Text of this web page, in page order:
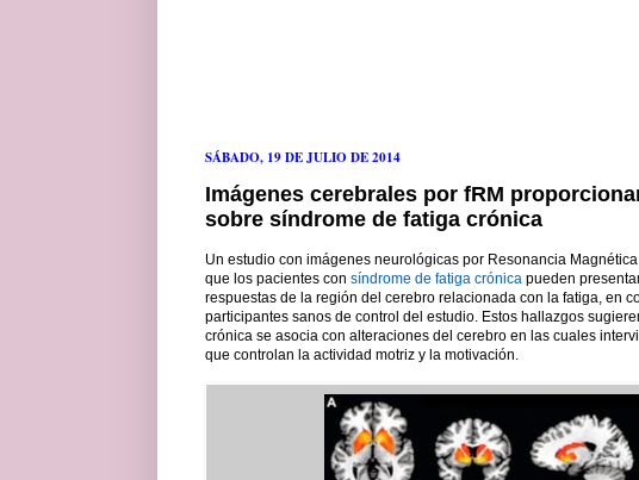
SÁBADO, 19 DE JULIO DE 2014
Imágenes cerebrales por fRM
sobre síndrome de fatiga crónica
Un estudio con imágenes neurológicas por Resonancia
que los pacientes con síndrome de fatiga crónica pueden
respuestas de la región del cerebro relacionada con la fatiga, en
participantes sanos de control del estudio. Estos hallazgos
crónica se asocia con alteraciones del cerebro en las cuales
que controlan la actividad motriz y la motivación.